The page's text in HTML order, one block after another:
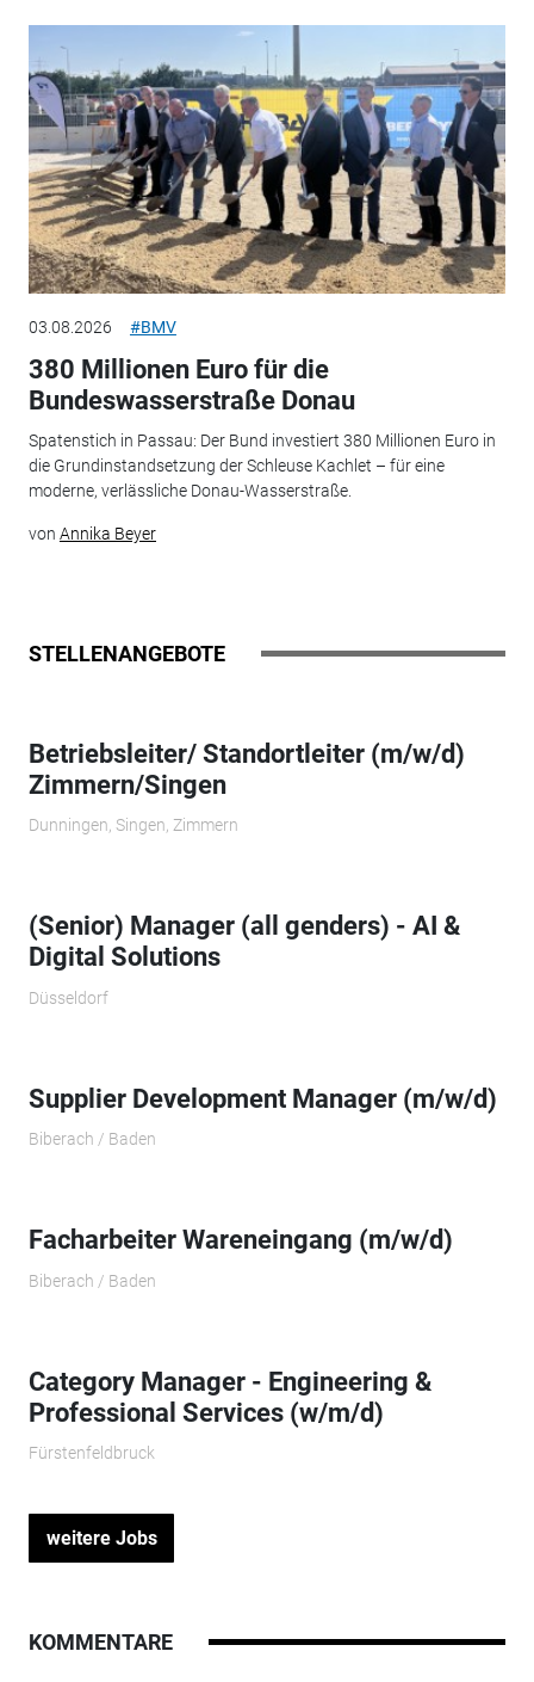
03.08.2026 #BMV
380 Millionen Euro für die
Bundeswasserstraße Donau
Spatenstich in Passau: Der Bund investiert 380 Millionen Euro in
die Grundinstandsetzung der Schleuse Kachlet – für eine
moderne, verlässliche Donau-Wasserstraße.
von Annika Beyer
STELLENANGEBOTE
Betriebsleiter/ Standortleiter (m/w/d)
Zimmern/Singen
Dunningen, Singen, Zimmern
(Senior) Manager (all genders) - AI &
Digital Solutions
Düsseldorf
Supplier Development Manager (m/w/d)
Biberach / Baden
Facharbeiter Wareneingang (m/w/d)
Biberach / Baden
Category Manager - Engineering &
Professional Services (w/m/d)
Fürstenfeldbruck
weitere Jobs
KOMMENTARE